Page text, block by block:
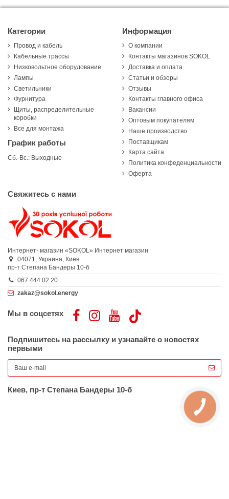
Категории
Провод и кабель
Кабельные трассы
Низковольтное оборудование
Лампы
Светильники
Фурнитура
Щиты, распределительные
коробки
Все для монтажа
График работы
Сб.-Вс.: Выходные
Информация
О компании
Контакты магазинов SOKOL
Доставка и оплата
Статьи и обзоры
Отзывы
Контакты главного офиса
Вакансии
Оптовым покупателям
Наше производство
Поставщикам
Карта сайта
Политика конфеденциальности
Оферта
Свяжитесь с нами
Интернет- магазин «SOKOL» Интернет магазин
04071, Украина, Киев
пр-т Степана Бандеры 10-б
067 444 02 20
zakaz@sokol.energy
Мы в соцсетях
Подпишитесь на рассылку и узнавайте о новостях
первыми
Киев, пр-т Степана Бандеры 10-б